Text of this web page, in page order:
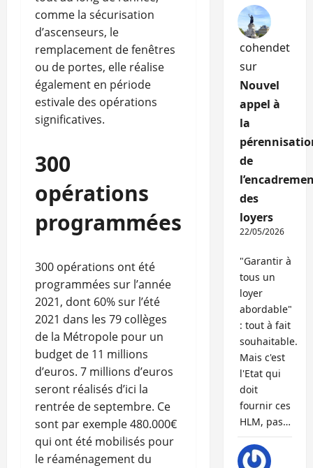
comme la sécurisation
d’ascenseurs, le
remplacement de fenêtres
ou de portes, elle réalise
également en période
estivale des opérations
significatives.
300
opérations
programmées
300 opérations ont été
programmées sur l’année
2021, dont 60% sur l’été
2021 dans les 79 collèges
de la Métropole pour un
budget de 11 millions
d’euros. 7 millions d’euros
seront réalisés d’ici la
rentrée de septembre. Ce
sont par exemple 480.000€
qui ont été mobilisés pour
le réaménagement du
cohendet
sur
Nouvel
appel à
la
de
des
loyers
22/05/2026
"Garantir à
tous un
loyer
abordable"
: tout à fait
souhaitable.
Mais c'est
l'Etat qui
doit
fournir ces
HLM, pas…